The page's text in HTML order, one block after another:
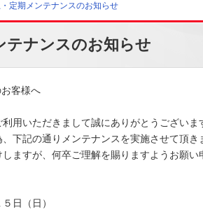
定期メンテナンスのお知らせ
テナンスのお知らせ
客様へ
用いただきまして誠にありがとうございま
下記の通りメンテナンスを実施させて頂き
ますが、何卒ご理解を賜りますようお願い
日（日）